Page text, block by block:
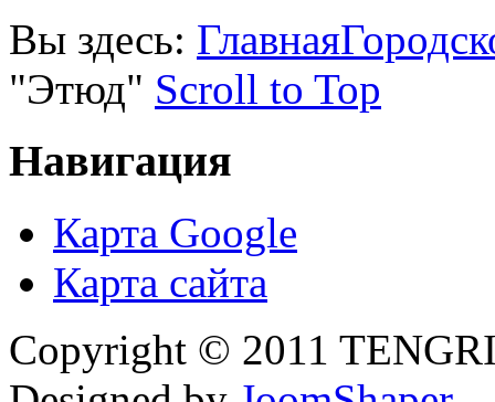
Вы здесь: Главная
"Этюд" Scroll to Top
Навигация
Карта Google
Карта сайта
Copyright © 2011